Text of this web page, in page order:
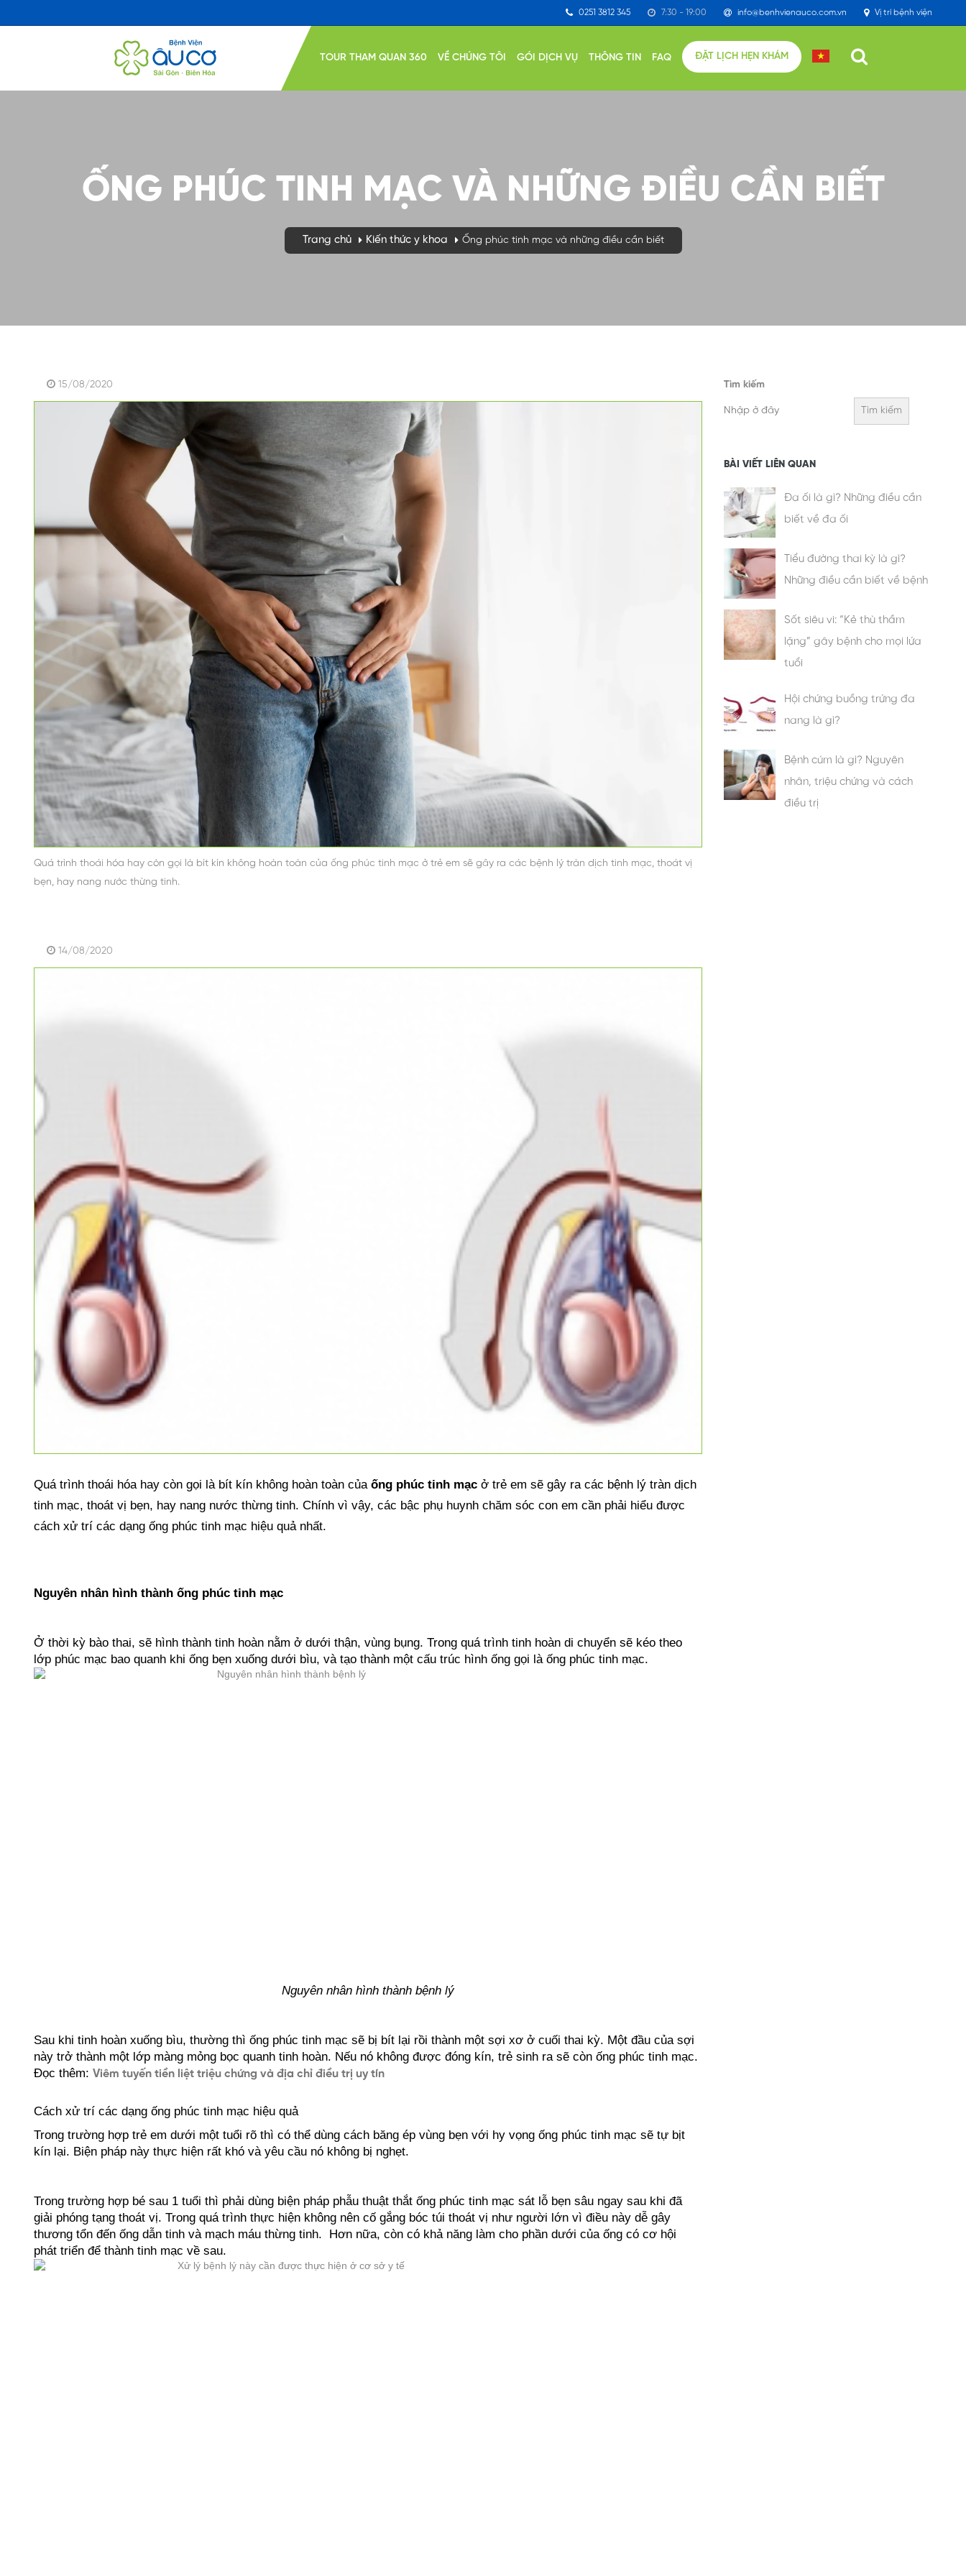
0251 3812 345 7:30 - 19:00 info@benhvienauco.com.vn Vị trí bệnh viện
TOUR THAM QUAN 360 VỀ CHÚNG TÔI GÓI DỊCH VỤ THÔNG TIN FAQ ĐẶT LỊCH HẸN KHÁM
ỐNG PHÚC TINH MẠC VÀ NHỮNG ĐIỀU CẦN BIẾT
Trang chủ Kiến thức y khoa Ống phúc tinh mạc và những điều cần biết
15/08/2020
Quá trình thoái hóa hay còn gọi là bít kín không hoàn toàn của ống phúc tinh mạc ở trẻ em sẽ gây ra các bệnh lý tràn dịch tinh mạc, thoát vị
bẹn, hay nang nước thừng tinh.
14/08/2020
Quá trình thoái hóa hay còn gọi là bít kín không hoàn toàn của ống phúc tinh mạc ở trẻ em sẽ gây ra các bệnh lý tràn dịch
tinh mạc, thoát vị bẹn, hay nang nước thừng tinh. Chính vì vậy, các bậc phụ huynh chăm sóc con em cần phải hiểu được
cách xử trí các dạng ống phúc tinh mạc hiệu quả nhất.
Nguyên nhân hình thành ống phúc tinh mạc
Ở thời kỳ bào thai, sẽ hình thành tinh hoàn nằm ở dưới thận, vùng bụng. Trong quá trình tinh hoàn di chuyển sẽ kéo theo
lớp phúc mạc bao quanh khi ống bẹn xuống dưới bìu, và tạo thành một cấu trúc hình ống gọi là ống phúc tinh mạc.
Nguyên nhân hình thành bệnh lý
Sau khi tinh hoàn xuống bìu, thường thì ống phúc tinh mạc sẽ bị bít lại rồi thành một sợi xơ ở cuối thai kỳ. Một đầu của sợi
này trở thành một lớp màng mỏng bọc quanh tinh hoàn. Nếu nó không được đóng kín, trẻ sinh ra sẽ còn ống phúc tinh mạc.
Đọc thêm: Viêm tuyến tiền liệt triệu chứng và địa chỉ điều trị uy tín
Cách xử trí các dạng ống phúc tinh mạc hiệu quả
Trong trường hợp trẻ em dưới một tuổi rõ thì có thể dùng cách băng ép vùng bẹn với hy vọng ống phúc tinh mạc sẽ tự bịt
kín lại. Biện pháp này thực hiện rất khó và yêu cầu nó không bị nghẹt.
Trong trường hợp bé sau 1 tuổi thì phải dùng biện pháp phẫu thuật thắt ống phúc tinh mạc sát lỗ bẹn sâu ngay sau khi đã
giải phóng tạng thoát vị. Trong quá trình thực hiện không nên cố gắng bóc túi thoát vị như người lớn vì điều này dễ gây
thương tổn đến ống dẫn tinh và mạch máu thừng tinh.  Hơn nữa, còn có khả năng làm cho phần dưới của ống có cơ hội
phát triển để thành tinh mạc về sau.
Tìm kiếm
Tìm kiếm
BÀI VIẾT LIÊN QUAN
Đa ối là gì? Những điều cần
biết về đa ối
Tiểu đường thai kỳ là gì?
Những điều cần biết về bệnh
Sốt siêu vi: “Kẻ thù thầm
lặng” gây bệnh cho mọi lứa
tuổi
Hội chứng buồng trứng đa
nang là gì?
Bệnh cúm là gì? Nguyên
nhân, triệu chứng và cách
điều trị